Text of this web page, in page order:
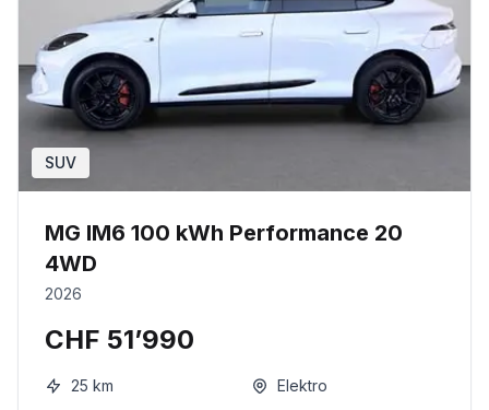
SUV
MG IM6 100 kWh Performance 20
4WD
2026
CHF 51’990
25 km
Elektro